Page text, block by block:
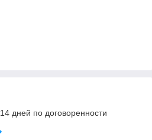
дней по договоренности